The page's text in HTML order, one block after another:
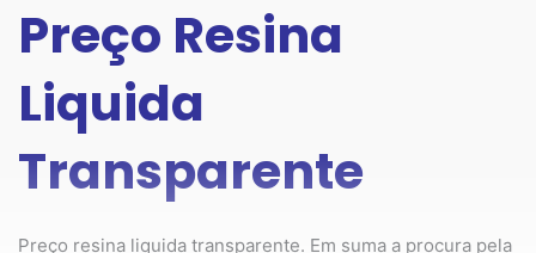
Preço Resina
Liquida
Transparente
Preço resina liquida transparente. Em suma a procura pela